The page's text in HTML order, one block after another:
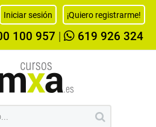
Iniciar sesión ¡Quiero registrarme!
100 957 619 926 324